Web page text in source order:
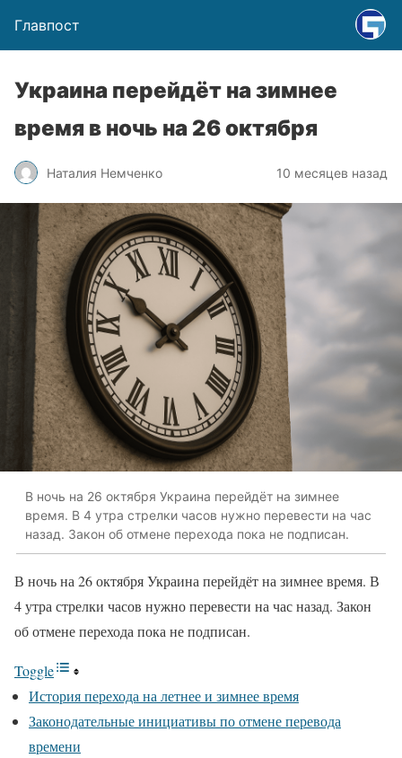
Главпост
Украина перейдёт на зимнее
время в ночь на 26 октября
Наталия Немченко 10 месяцев назад
В ночь на 26 октября Украина перейдёт на зимнее
время. В 4 утра стрелки часов нужно перевести на час
назад. Закон об отмене перехода пока не подписан.
В ночь на 26 октября Украина перейдёт на зимнее время. В
4 утра стрелки часов нужно перевести на час назад. Закон
об отмене перехода пока не подписан.
Toggle
История перехода на летнее и зимнее время
Законодательные инициативы по отмене перевода
времени